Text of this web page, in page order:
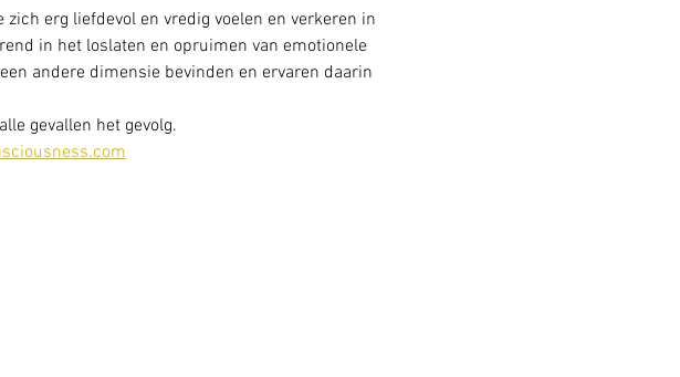
erg liefdevol en vredig voelen en verkeren in
in het loslaten en opruimen van emotionele
andere dimensie bevinden en ervaren daarin
gevallen het gevolg.